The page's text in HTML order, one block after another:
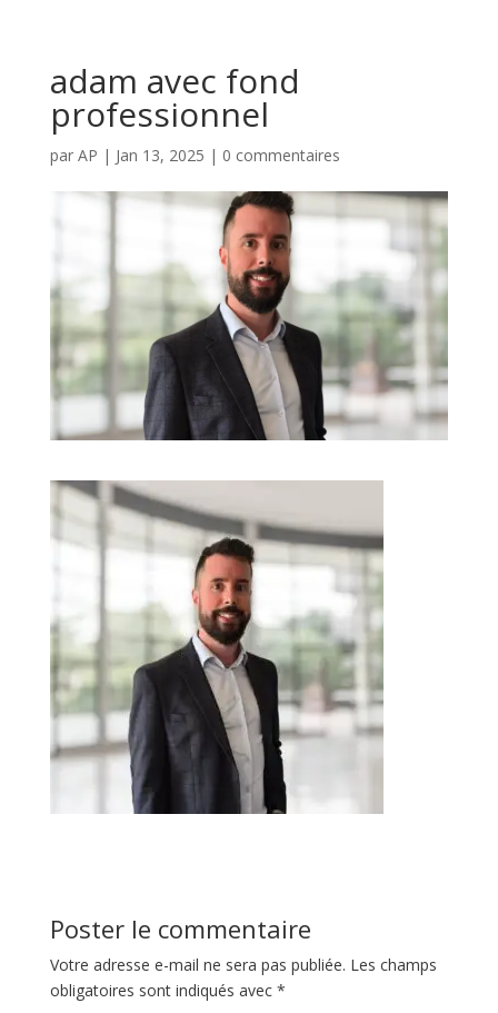
adam avec fond
professionnel
par AP | Jan 13, 2025 | 0 commentaires
Poster le commentaire
Votre adresse e-mail ne sera pas publiée. Les champs
obligatoires sont indiqués avec *